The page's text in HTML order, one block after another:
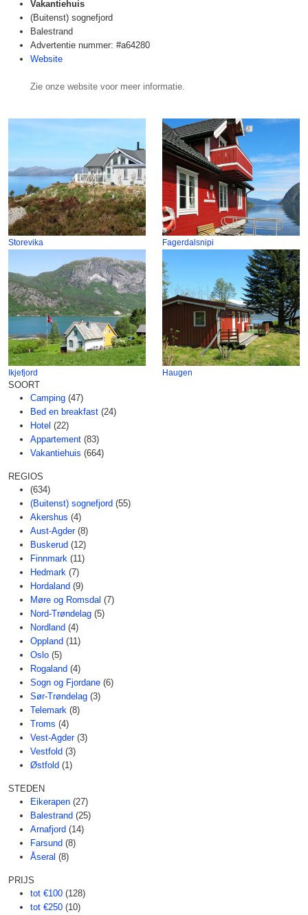
Vakantiehuis
(Buitenst) sognefjord
Balestrand
Advertentie nummer: #a64280
Website
Zie onze website voor meer informatie.
Storevika Fagerdalsnipi
Ikjefjord Haugen
SOORT
Camping (47)
Bed en breakfast (24)
Hotel (22)
Appartement (83)
Vakantiehuis (664)
REGIOS
(634)
(Buitenst) sognefjord (55)
Akershus (4)
Aust-Agder (8)
Buskerud (12)
Finnmark (11)
Hedmark (7)
Hordaland (9)
Møre og Romsdal (7)
Nord-Trøndelag (5)
Nordland (4)
Oppland (11)
Oslo (5)
Rogaland (4)
Sogn og Fjordane (6)
Sør-Trøndelag (3)
Telemark (8)
Troms (4)
Vest-Agder (3)
Vestfold (3)
Østfold (1)
STEDEN
Eikerapen (27)
Balestrand (25)
Arnafjord (14)
Farsund (8)
Åseral (8)
PRIJS
tot €100 (128)
tot €250 (10)